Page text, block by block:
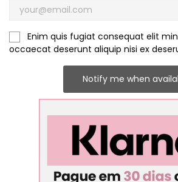
Enim quis fugiat consequat elit
occaecat deserunt aliquip nisi ex
Notify me when